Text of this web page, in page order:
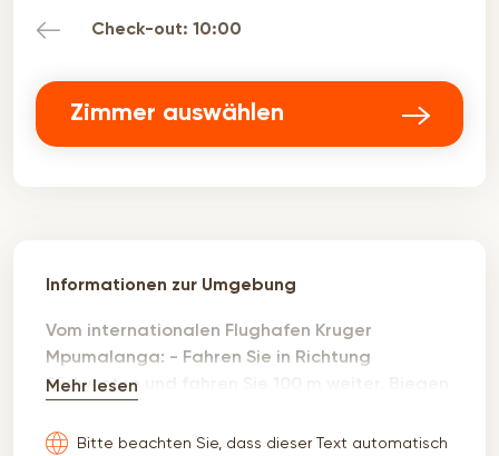
Check-out: 10:00
Zimmer auswählen
Informationen zur Umgebung
Vom internationalen Flughafen Kruger
Mpumalanga: - Fahren Sie in Richtung
Südwesten und fahren Sie 100 m weiter. Biegen
fahren Sie 330 m weiter; - Biegen Sie links in die
Mehr lesen
Bitte beachten Sie, dass dieser Text automatisch